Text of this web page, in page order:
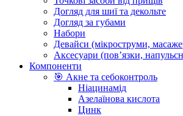
Догляд для шиї та декольте
Догляд за губами
Набори
Девайси (мікроструми,
Аксесуари (повʼязки,
Компоненти
🎯 Акне та себоконтроль
Ніацинамід
Азелаїнова кислота
Цинк